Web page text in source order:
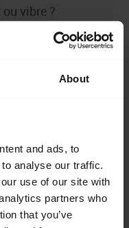
About
and ads, to
analyse our traffic.
use of our site with
partners who
that you’ve
vibre ?
de panne les
des codes
et
de